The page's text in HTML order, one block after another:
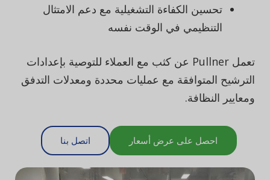
تحسين الكفاءة التشغيلية مع دعم الامتثال
التنظيمي في الوقت نفسه
تعمل Pullner عن كثب مع العملاء للتوصية بإعدادات
الترشيح المتوافقة مع عمليات محددة ومعدلات التدفق
ومعايير النظافة.
احصل على عرض أسعار اتصل بنا